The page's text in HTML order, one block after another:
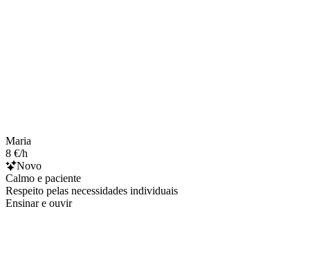
Maria
8 €/h
Novo
Calmo e paciente
Respeito pelas necessidades individuais
Ensinar e ouvir